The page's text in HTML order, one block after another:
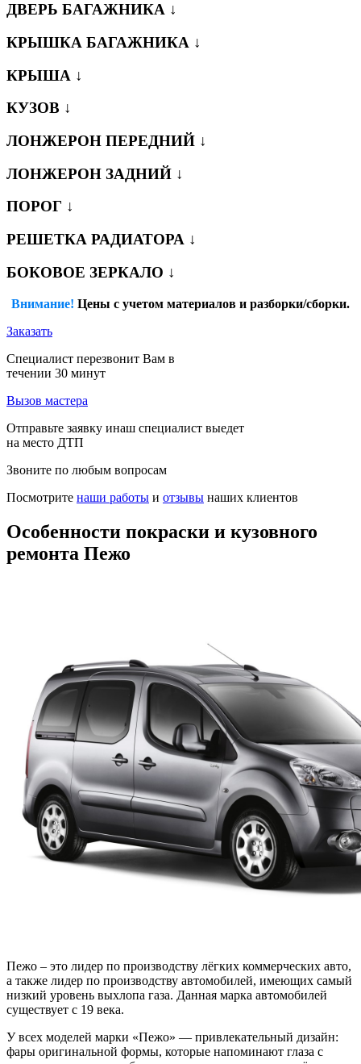
ДВЕРЬ БАГАЖНИКА ↓
КРЫШКА БАГАЖНИКА ↓
КРЫША ↓
КУЗОВ ↓
ЛОНЖЕРОН ПЕРЕДНИЙ ↓
ЛОНЖЕРОН ЗАДНИЙ ↓
ПОРОГ ↓
РЕШЕТКА РАДИАТОРА ↓
БОКОВОЕ ЗЕРКАЛО ↓
Внимание! Цены с учетом материалов и разборки/сборки.
Заказать
Специалист перезвонит Вам в
течении 30 минут
Вызов мастера
Отправьте заявку инаш специалист выедет
на место ДТП
Звоните по любым вопросам
Посмотрите наши работы и отзывы наших клиентов
Особенности покраски и кузовного
ремонта Пежо
Пежо – это лидер по производству лёгких коммерческих авто,
а также лидер по производству автомобилей, имеющих самый
низкий уровень выхлопа газа. Данная марка автомобилей
существует с 19 века.
У всех моделей марки «Пежо» — привлекательный дизайн:
фары оригинальной формы, которые напоминают глаза с